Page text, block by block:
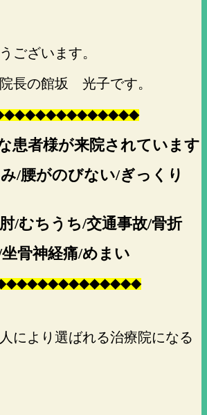
ございます。
長の館坂 光子です。
◆◆◆◆◆◆◆◆◆◆◆◆◆
患者様が来院されています
/腰がのびない/ぎっくり
/むちうち/交通事故/骨折
骨神経痛/めまい
◆◆◆◆◆◆◆◆◆◆◆◆◆
により選ばれる治療院になる